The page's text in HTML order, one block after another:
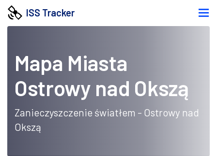
ISS Tracker
Mapa Miasta
Ostrowy nad Okszą
Zanieczyszczenie światłem - Ostrowy nad
Okszą